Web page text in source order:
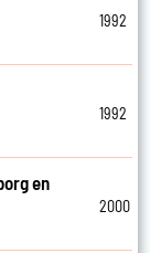
1992
1992
en
2000